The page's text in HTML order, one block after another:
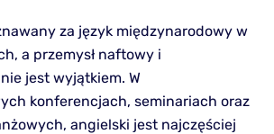
za język międzynarodowy w
a przemysł naftowy i
jest wyjątkiem. W
konferencjach, seminariach oraz
angielski jest najczęściej